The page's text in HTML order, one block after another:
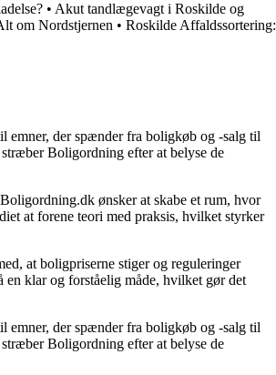
• Akut tandlægevagt i Roskilde og
om Nordstjernen • Roskilde Affaldssortering:
emner, der spænder fra boligkøb og -salg til
Boligordning efter at belyse de
ønsker at skabe et rum, hvor
at forene teori med praksis, hvilket styrker
at boligpriserne stiger og reguleringer
klar og forståelig måde, hvilket gør det
emner, der spænder fra boligkøb og -salg til
Boligordning efter at belyse de